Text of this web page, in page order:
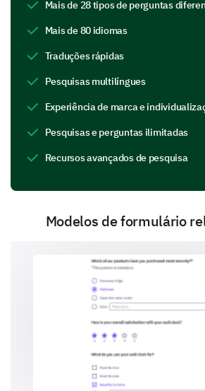
Você tem atualmente um plano
Sim Não
Profissional
Quais oportunidades de
profissional são de seu
Programas de Certificação da
Mais de 28 tipos de perguntas
Mais de 80 idiomas
Traduções rápidas
Pesquisas multilíngues
Experiência de marca e
Pesquisas e perguntas ilimitadas
Recursos avançados de pesquisa
Modelos de formulário